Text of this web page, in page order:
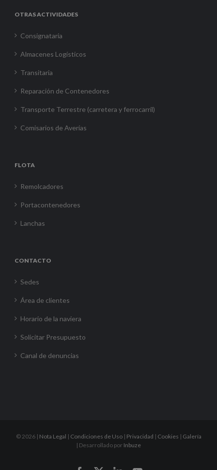
OTRAS ACTIVIDADES
Consignataria
Almacenes Logísticos
Transitaria
Reparación de Contenedores
Transporte Terrestre (carretera y ferrocarril)
Comisarios de Averías
FLOTA
Remolcadores
Portacontenedores
Lanchas
CONTACTO
Sedes
Área de clientes
Horario de la naviera
Solicitar Presupuesto
Canal de denuncias
© 2026 | Nota Legal | Condiciones de Uso| Privacidad | Cookies | Galería
| Desarrollado por Inbuze